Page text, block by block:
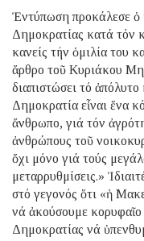
Ἐντύπωση προκάλεσε ὁ
Δημοκρατίας κατά τόν
κανείς τήν ὁμιλία του
ἄρθρο τοῦ Κυριάκου
διαπιστώσει τό
Δημοκρατία εἶναι ἕνα
ἄνθρωπο, γιά τόν
ἀνθρώπους τοῦ
ὄχι μόνο γιά τούς
μεταρρυθμίσεις.»
στό γεγονός ὅτι «ἡ
νά ἀκούσουμε κορυφαῖο
Δημοκρατίας νά